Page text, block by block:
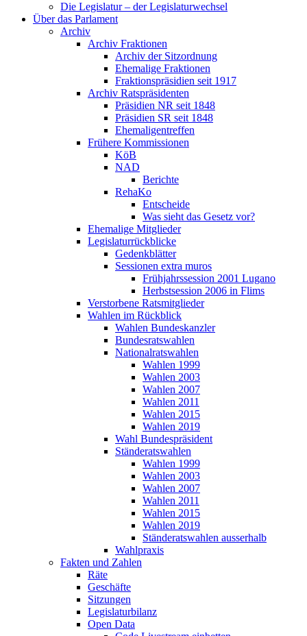
Die Legislatur – der Legislaturwechsel
Über das Parlament
Archiv
Archiv Fraktionen
Archiv der Sitzordnung
Ehemalige Fraktionen
Fraktionspräsidien seit 1917
Archiv Ratspräsidenten
Präsidien NR seit 1848
Präsidien SR seit 1848
Ehemaligentreffen
Frühere Kommissionen
KöB
NAD
Berichte
RehaKo
Entscheide
Was sieht das Gesetz vor?
Ehemalige Mitglieder
Legislaturrückblicke
Gedenkblätter
Sessionen extra muros
Frühjahrssession 2001 Lugano
Herbstsession 2006 in Flims
Verstorbene Ratsmitglieder
Wahlen im Rückblick
Wahlen Bundeskanzler
Bundesratswahlen
Nationalratswahlen
Wahlen 1999
Wahlen 2003
Wahlen 2007
Wahlen 2011
Wahlen 2015
Wahlen 2019
Wahl Bundespräsident
Ständeratswahlen
Wahlen 1999
Wahlen 2003
Wahlen 2007
Wahlen 2011
Wahlen 2015
Wahlen 2019
Ständeratswahlen ausserhalb
Wahlpraxis
Fakten und Zahlen
Räte
Geschäfte
Sitzungen
Legislaturbilanz
Open Data